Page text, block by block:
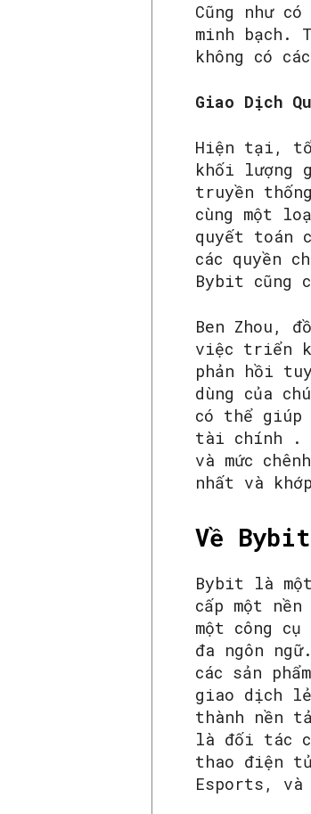
Cũng như
minh bạch.
không có
Giao Dịch
Hiện tại,
khối lượng
truyền
cùng một
quyết toán
các quyền
Bybit cũng
Ben Zhou,
việc triển
phản hồi
dùng của
có thể giúp
tài chính .
và mức
nhất và
Về Bybit
Bybit là
cấp một
một công
đa ngôn
các sản phẩm
giao dịch
thành nền
là đối tác
thao điện
Esports, và